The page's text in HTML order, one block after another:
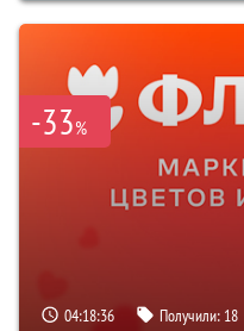
-33%
04:18:35 Получили: 18